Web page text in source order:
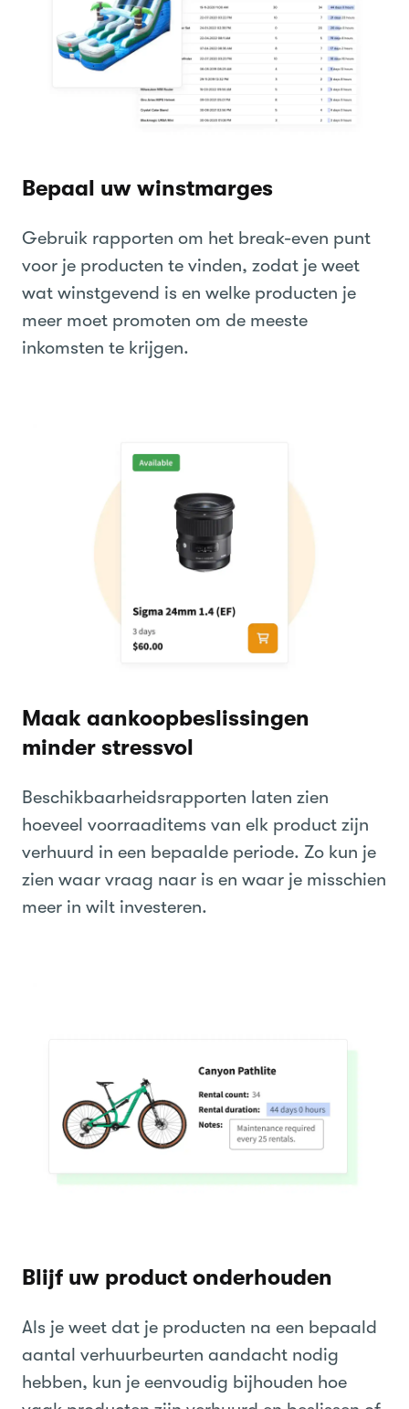
Bepaal uw winstmarges
Gebruik rapporten om het break-even punt
voor je producten te vinden, zodat je weet
wat winstgevend is en welke producten je
meer moet promoten om de meeste
inkomsten te krijgen.
Maak aankoopbeslissingen
minder stressvol
Beschikbaarheidsrapporten laten zien
hoeveel voorraaditems van elk product zijn
verhuurd in een bepaalde periode. Zo kun je
zien waar vraag naar is en waar je misschien
meer in wilt investeren.
Blijf uw product onderhouden
Als je weet dat je producten na een bepaald
aantal verhuurbeurten aandacht nodig
hebben, kun je eenvoudig bijhouden hoe